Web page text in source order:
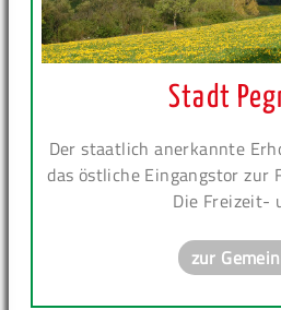
Stadt
Der staatlich anerkannte
das östliche Eingangstor zur
Die Freizeit-
zur